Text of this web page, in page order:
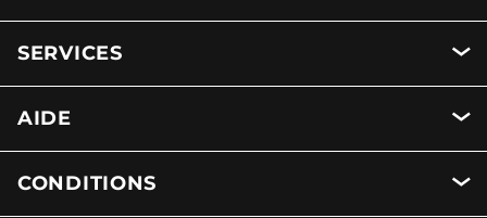
SERVICES
AIDE
CONDITIONS